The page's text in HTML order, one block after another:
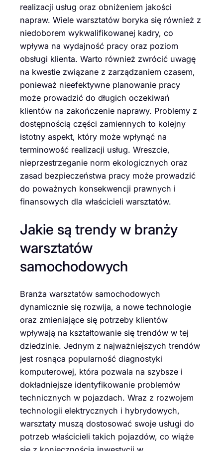
realizacji usług oraz obniżeniem jakości
napraw. Wiele warsztatów boryka się również z
niedoborem wykwalifikowanej kadry, co
wpływa na wydajność pracy oraz poziom
obsługi klienta. Warto również zwrócić uwagę
na kwestie związane z zarządzaniem czasem,
ponieważ nieefektywne planowanie pracy
może prowadzić do długich oczekiwań
klientów na zakończenie naprawy. Problemy z
dostępnością części zamiennych to kolejny
istotny aspekt, który może wpłynąć na
terminowość realizacji usług. Wreszcie,
nieprzestrzeganie norm ekologicznych oraz
zasad bezpieczeństwa pracy może prowadzić
do poważnych konsekwencji prawnych i
finansowych dla właścicieli warsztatów.
Jakie są trendy w branży
warsztatów
samochodowych
Branża warsztatów samochodowych
dynamicznie się rozwija, a nowe technologie
oraz zmieniające się potrzeby klientów
wpływają na kształtowanie się trendów w tej
dziedzinie. Jednym z najważniejszych trendów
jest rosnąca popularność diagnostyki
komputerowej, która pozwala na szybsze i
dokładniejsze identyfikowanie problemów
technicznych w pojazdach. Wraz z rozwojem
technologii elektrycznych i hybrydowych,
warsztaty muszą dostosować swoje usługi do
potrzeb właścicieli takich pojazdów, co wiąże